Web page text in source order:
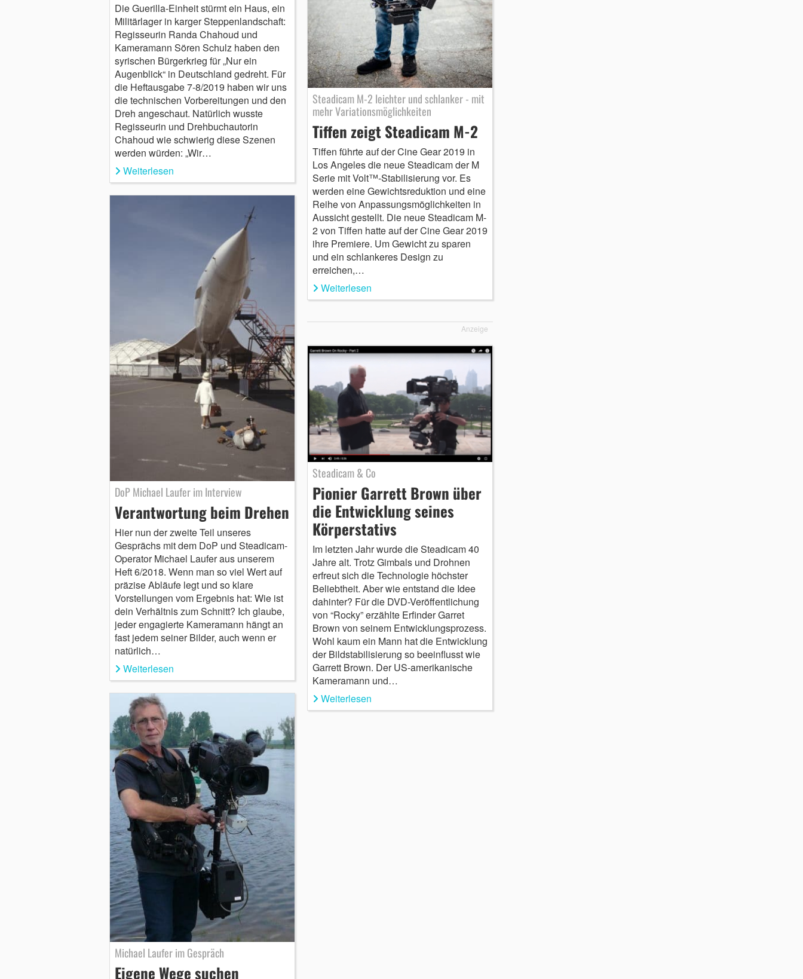
Die Guerilla-Einheit stürmt ein Haus, ein
Militärlager in karger Steppenlandschaft:
Regisseurin Randa Chahoud und
Kameramann Sören Schulz haben den
syrischen Bürgerkrieg für „Nur ein
Augenblick“ in Deutschland gedreht. Für
die Heftausgabe 7-8/2019 haben wir uns
die technischen Vorbereitungen und den
Dreh angeschaut. Natürlich wusste
Regisseurin und Drehbuchautorin
Chahoud wie schwierig diese Szenen
werden würden: „Wir…
Weiterlesen
Steadicam M-2 leichter und schlanker - mit
mehr Variationsmöglichkeiten
Tiffen zeigt Steadicam M-2
Tiffen führte auf der Cine Gear 2019 in
Los Angeles die neue Steadicam der M
Serie mit Volt™-Stabilisierung vor. Es
werden eine Gewichtsreduktion und eine
Reihe von Anpassungsmöglichkeiten in
Aussicht gestellt. Die neue Steadicam M-
2 von Tiffen hatte auf der Cine Gear 2019
ihre Premiere. Um Gewicht zu sparen
und ein schlankeres Design zu
erreichen,…
Weiterlesen
DoP Michael Laufer im Interview
Verantwortung beim Drehen
Hier nun der zweite Teil unseres
Gesprächs mit dem DoP und Steadicam-
Operator Michael Laufer aus unserem
Heft 6/2018. Wenn man so viel Wert auf
präzise Abläufe legt und so klare
Vorstellungen vom Ergebnis hat: Wie ist
dein Verhältnis zum Schnitt? Ich glaube,
jeder engagierte Kameramann hängt an
fast jedem seiner Bilder, auch wenn er
natürlich…
Weiterlesen
Anzeige
Michael Laufer im Gespräch
Eigene Wege suchen
Steadicam & Co
Pionier Garrett Brown über
die Entwicklung seines
Körperstativs
Im letzten Jahr wurde die Steadicam 40
Jahre alt. Trotz Gimbals und Drohnen
erfreut sich die Technologie höchster
Beliebtheit. Aber wie entstand die Idee
dahinter? Für die DVD-Veröffentlichung
von “Rocky” erzählte Erfinder Garret
Brown von seinem Entwicklungsprozess.
Wohl kaum ein Mann hat die Entwicklung
der Bildstabilisierung so beeinflusst wie
Garrett Brown. Der US-amerikanische
Kameramann und…
Weiterlesen